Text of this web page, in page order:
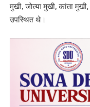
मुखी, जोत्या मुखी, कांता
उपस्थित थे।